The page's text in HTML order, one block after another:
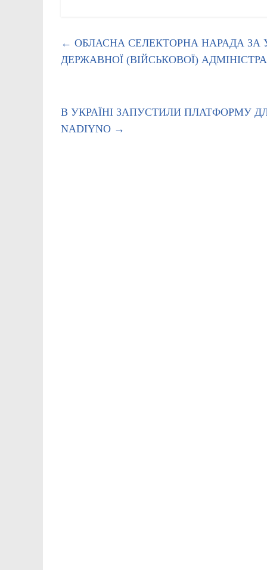
← ОБЛАСНА СЕЛЕКТОРНА НАРАДА ЗА
ДЕРЖАВНОЇ (ВІЙСЬКОВОЇ)
В УКРАЇНІ ЗАПУСТИЛИ ПЛАТФОРМУ
NADIYNO →